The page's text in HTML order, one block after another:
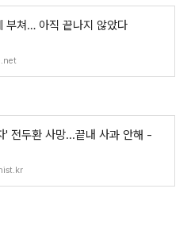
부쳐… 아직 끝나지 않았다
' 전두환 사망...끝내 사과 안해 -